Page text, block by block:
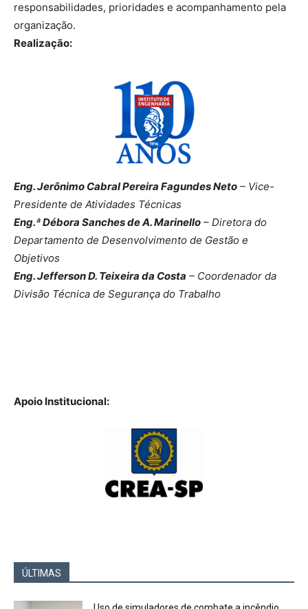
responsabilidades, prioridades e acompanhamento pela
organização.
Realização:
Eng. Jerônimo Cabral Pereira Fagundes Neto – Vice-
Presidente de Atividades Técnicas
Eng.ª Débora Sanches de A. Marinello – Diretora do
Departamento de Desenvolvimento de Gestão e
Objetivos
Eng. Jefferson D. Teixeira da Costa – Coordenador da
Divisão Técnica de Segurança do Trabalho
Apoio Institucional:
ÚLTIMAS